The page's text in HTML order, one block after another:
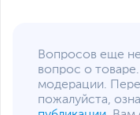
Вопросов еще
вопрос о
модерации.
пожалуйста,